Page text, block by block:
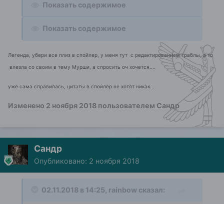
Показать содержимое
Показать содержимое
Легенда, убери все плиз в спойлер, у меня тут с редактированием траблы, а то
влезла со своим в тему Мурши, а спросить оч хочется....
уже сама справилась, цитаты в спойлер не хотят никак...
Изменено 2 ноября 2018 пользователем Сандр
Сандр
Опубликовано: 2 ноября 2018
02.11.2018 в 14:25, rainbow сказал: